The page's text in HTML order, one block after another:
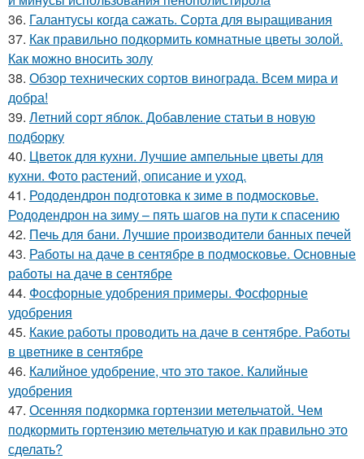
36. Галантусы когда сажать. Сорта для выращивания
37. Как правильно подкормить комнатные цветы золой.
Как можно вносить золу
38. Обзор технических сортов винограда. Всем мира и
добра!
39. Летний сорт яблок. Добавление статьи в новую
подборку
40. Цветок для кухни. Лучшие ампельные цветы для
кухни. Фото растений, описание и уход.
41. Рододендрон подготовка к зиме в подмосковье.
Рододендрон на зиму – пять шагов на пути к спасению
42. Печь для бани. Лучшие производители банных печей
43. Работы на даче в сентябре в подмосковье. Основные
работы на даче в сентябре
44. Фосфорные удобрения примеры. Фосфорные
удобрения
45. Какие работы проводить на даче в сентябре. Работы
в цветнике в сентябре
46. Калийное удобрение, что это такое. Калийные
удобрения
47. Осенняя подкормка гортензии метельчатой. Чем
подкормить гортензию метельчатую и как правильно это
сделать?